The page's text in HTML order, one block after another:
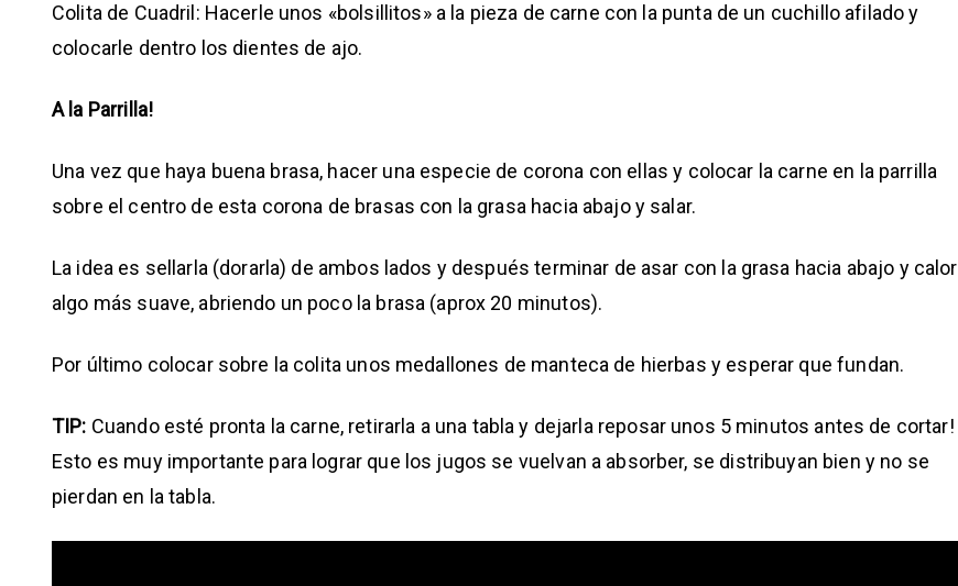
Colita de Cuadril: Hacerle unos «bolsillitos» a la pieza de carne con la punta de un cuchillo afilado y
colocarle dentro los dientes de ajo.
A la Parrilla!
Una vez que haya buena brasa, hacer una especie de corona con ellas y colocar la carne en la parrilla
sobre el centro de esta corona de brasas con la grasa hacia abajo y salar.
La idea es sellarla (dorarla) de ambos lados y después terminar de asar con la grasa hacia abajo y calor
algo más suave, abriendo un poco la brasa (aprox 20 minutos).
Por último colocar sobre la colita unos medallones de manteca de hierbas y esperar que fundan.
TIP: Cuando esté pronta la carne, retirarla a una tabla y dejarla reposar unos 5 minutos antes de cortar!
Esto es muy importante para lograr que los jugos se vuelvan a absorber, se distribuyan bien y no se
pierdan en la tabla.